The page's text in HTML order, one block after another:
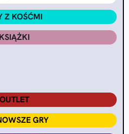
Z KOŚĆMI
KSIĄŻKI
OUTLET
GRY